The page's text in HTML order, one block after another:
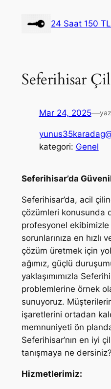
24 Saat 150
Seferihisar
Mar 24, 2025—
kategori: Genel
Seferihisar’da
Seferihisar’da, acil
çözümleri konusunda
profesyonel
sorunlarınıza en hızlı
çözüm üretmek için
ağımız, güçlü
yaklaşımımızla
problemlerine örnek
sunuyoruz.
işaretlerini ortadan
memnuniyeti ön
Seferihisar’nın en iyi
tanışmaya ne dersiniz?
Hizmetlerimiz: